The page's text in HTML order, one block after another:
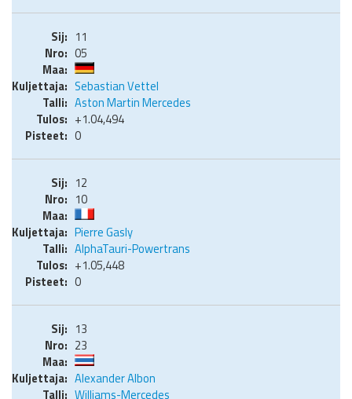
11
05
Sebastian Vettel
Aston Martin Mercedes
+1.04,494
0
12
10
Pierre Gasly
AlphaTauri-Powertrans
+1.05,448
0
13
23
Alexander Albon
Williams-Mercedes